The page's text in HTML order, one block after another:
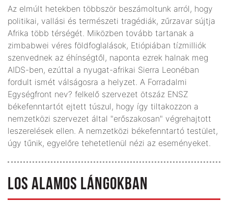
Az elmúlt hetekben többször beszámoltunk arról, hogy
politikai, vallási és természeti tragédiák, zűrzavar sújtja
Afrika több térségét. Miközben tovább tartanak a
zimbabwei véres földfoglalások, Etiópiában tízmilliók
szenvednek az éhínségtől, naponta ezrek halnak meg
AIDS-ben, ezúttal a nyugat-afrikai Sierra Leonéban
fordult ismét válságosra a helyzet. A Forradalmi
Egységfront nev? felkelő szervezet ötszáz ENSZ
békefenntartót ejtett túszul, hogy így tiltakozzon a
nemzetközi szervezet által "erőszakosan" végrehajtott
leszerelések ellen. A nemzetközi békefenntartó testület,
úgy tűnik, egyelőre tehetetlenül nézi az eseményeket.
LOS ALAMOS LÁNGOKBAN